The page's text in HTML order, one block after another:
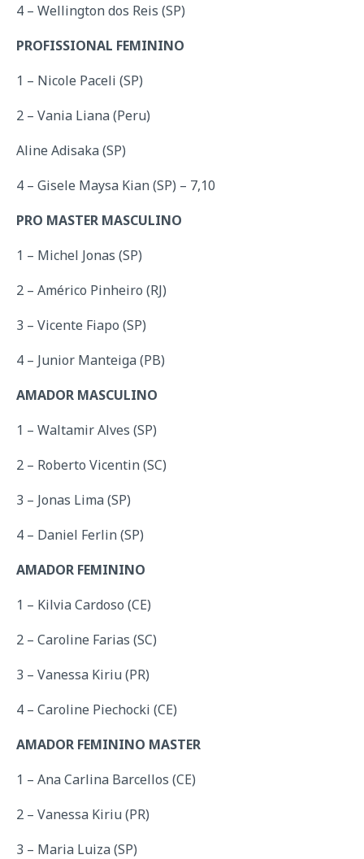
4 – Wellington dos Reis (SP)
PROFISSIONAL FEMININO
1 – Nicole Paceli (SP)
2 – Vania Liana (Peru)
Aline Adisaka (SP)
4 – Gisele Maysa Kian (SP) – 7,10
PRO MASTER MASCULINO
1 – Michel Jonas (SP)
2 – Américo Pinheiro (RJ)
3 – Vicente Fiapo (SP)
4 – Junior Manteiga (PB)
AMADOR MASCULINO
1 – Waltamir Alves (SP)
2 – Roberto Vicentin (SC)
3 – Jonas Lima (SP)
4 – Daniel Ferlin (SP)
AMADOR FEMININO
1 – Kilvia Cardoso (CE)
2 – Caroline Farias (SC)
3 – Vanessa Kiriu (PR)
4 – Caroline Piechocki (CE)
AMADOR FEMININO MASTER
1 – Ana Carlina Barcellos (CE)
2 – Vanessa Kiriu (PR)
3 – Maria Luiza (SP)